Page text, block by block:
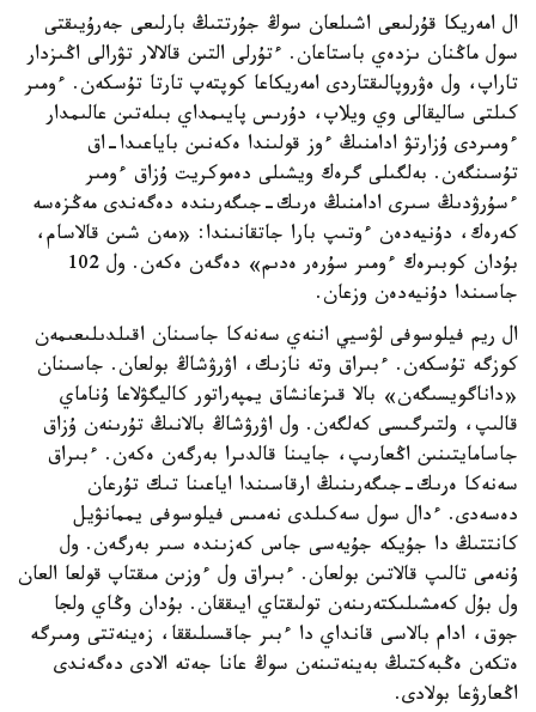
ال امەريكا قۇرلىعى اشىلعان سوڭ جۇرتتىڭ بارلىعى جەرۇيىقتى
سول ماڭنان ىزدەي باستاعان. ءتۇرلى التىن قالالار تۋرالى اڭىزدار
تاراپ، ول ەۋروپالىقتاردى امەريكاعا كوپتەپ تارتا تۇسكەن. ءومىر
كىلتى ساليقالى وي ويلاپ، دۇرىس پايىمداي بىلەتىن عالىمدار
ءومىردى ۇزارتۋ ادامنىڭ ءوز قولىندا ەكەنىن باياعىدا-اق
تۇسىنگەن. بەلگىلى گرەك ويشىلى دەموكريت ۇزاق ءومىر
ءسۇرۋدىڭ سىرى ادامنىڭ ەرىك-جىگەرىندە دەگەندى مەڭزەسە
كەرەك، دۇنيەدەن ءوتىپ بارا جاتقانىندا: «مەن شىن قالاسام،
بۇدان كوبىرەك ءومىر سۇرەر ەدىم» دەگەن ەكەن. ول 102
جاسىندا دۇنيەدەن وزعان.
ال ريم فيلوسوفى لۋسيي اننەي سەنەكا جاسىنان اقىلدىلىعىمەن
كوزگە تۇسكەن. ءبىراق وتە نازىك، اۋرۋشاڭ بولعان. جاسىنان
«داناگويسىگەن» بالا قىزعانشاق يمپەراتور كاليگۋلاعا ۇناماي
قالىپ، ولتىرگىسى كەلگەن. ول اۋرۋشاڭ بالانىڭ تۇرىنەن ۇزاق
جاسامايتىنىن اڭعارىپ، جايىنا قالدىرا بەرگەن ەكەن. ءبىراق
سەنەكا ەرىك-جىگەرىنىڭ ارقاسىندا اياعىنا تىك تۇرعان
دەسەدى. ءدال سول سەكىلدى نەمىس فيلوسوفى يممانۋيل
كانتتىڭ دا جۇيكە جۇيەسى جاس كەزىندە سىر بەرگەن. ول
ۇنەمى تالىپ قالاتىن بولعان. ءبىراق ول ءوزىن مىقتاپ قولعا العان
ول بۇل كەمشىلىكتەرىنەن تولىقتاي ايىققان. بۇدان وڭاي ولجا
جوق، ادام بالاسى قانداي دا ءبىر جاقسىلىققا، زەينەتتى ومىرگە
ەتكەن ەڭبەكتىڭ بەينەتىنەن سوڭ عانا جەتە الادى دەگەندى
اڭعارۋعا بولادى.